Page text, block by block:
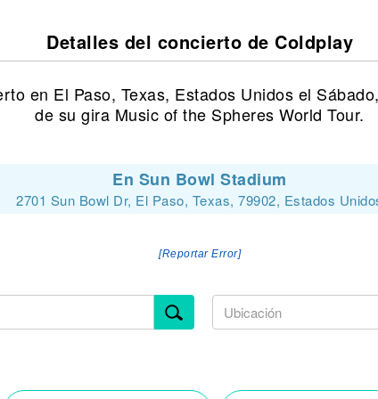
Detalles del concierto de Coldplay
en El Paso, Texas, Estados Unidos el
de su gira Music of the Spheres World Tour.
En Sun Bowl Stadium
2701 Sun Bowl Dr, El Paso, Texas, 79902, Estados
[Reportar Error]